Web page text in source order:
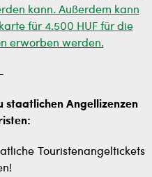
kann. Außerdem kann
für 4.500 HUF für die
erworben werden.
staatlichen Angellizenzen
Touristenangeltickets